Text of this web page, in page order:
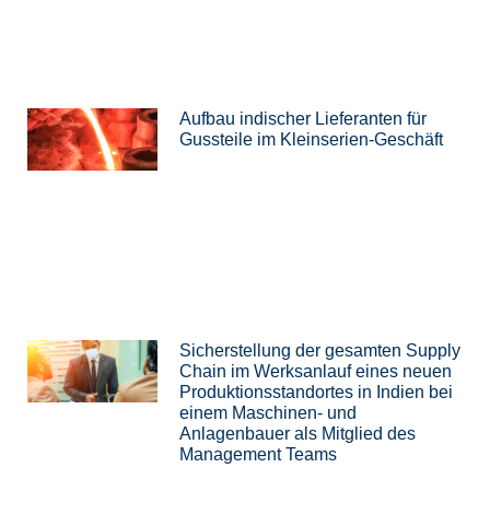
Aufbau indischer Lieferanten für
Gussteile im Kleinserien-Geschäft
Sicherstellung der gesamten Supply
Chain im Werksanlauf eines neuen
Produktionsstandortes in Indien bei
einem Maschinen- und
Anlagenbauer als Mitglied des
Management Teams